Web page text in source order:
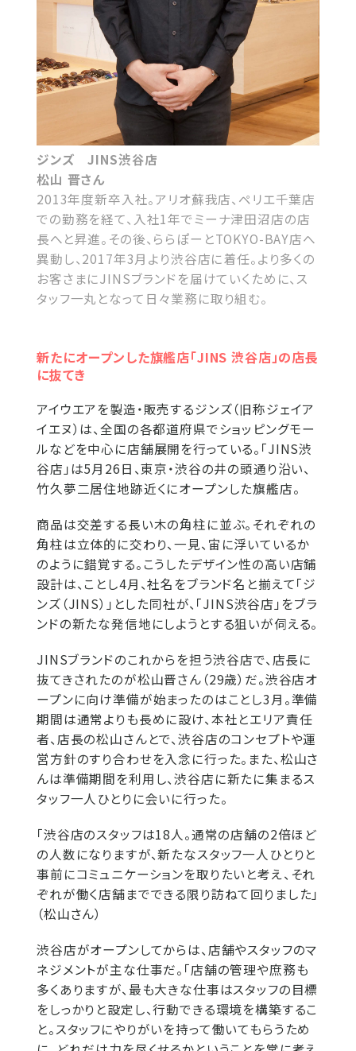
ジンズ JINS渋谷店
松山 晋さん
2013年度新卒入社。アリオ蘇我店、ペリエ千葉店
での勤務を経て、入社1年でミーナ津田沼店の店
長へと昇進。その後、ららぽーとTOKYO-BAY店へ
異動し、2017年3月より渋谷店に着任。より多くの
お客さまにJINSブランドを届けていくために、ス
タッフ一丸となって日々業務に取り組む。
新たにオープンした旗艦店「JINS 渋谷店」の店長
に抜てき
アイウエアを製造・販売するジンズ（旧称ジェイア
イエヌ）は、全国の各都道府県でショッピングモー
ルなどを中心に店舗展開を行っている。「JINS渋
谷店」は5月26日、東京・渋谷の井の頭通り沿い、
竹久夢二居住地跡近くにオープンした旗艦店。
商品は交差する長い木の角柱に並ぶ。それぞれの
角柱は立体的に交わり、一見、宙に浮いているか
のように錯覚する。こうしたデザイン性の高い店鋪
設計は、ことし4月、社名をブランド名と揃えて「ジ
ンズ（JINS）」とした同社が、「JINS渋谷店」をブラ
ンドの新たな発信地にしようとする狙いが伺える。
JINSブランドのこれからを担う渋谷店で、店長に
抜てきされたのが松山晋さん（29歳）だ。渋谷店オ
ープンに向け準備が始まったのはことし3月。準備
期間は通常よりも長めに設け、本社とエリア責任
者、店長の松山さんとで、渋谷店のコンセプトや運
営方針のすり合わせを入念に行った。また、松山さ
んは準備期間を利用し、渋谷店に新たに集まるス
タッフ一人ひとりに会いに行った。
「渋谷店のスタッフは18人。通常の店舗の2倍ほど
の人数になりますが、新たなスタッフ一人ひとりと
事前にコミュニケーションを取りたいと考え、それ
ぞれが働く店舗までできる限り訪ねて回りました」
（松山さん）
渋谷店がオープンしてからは、店舗やスタッフのマ
ネジメントが主な仕事だ。「店舗の管理や庶務も
多くありますが、最も大きな仕事はスタッフの目標
をしっかりと設定し、行動できる環境を構築するこ
と。スタッフにやりがいを持って働いてもらうため